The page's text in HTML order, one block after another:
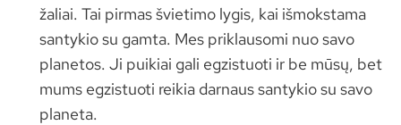
žaliai. Tai pirmas švietimo lygis, kai išmokstama
santykio su gamta. Mes priklausomi nuo savo
planetos. Ji puikiai gali egzistuoti ir be mūsų, bet
mums egzistuoti reikia darnaus santykio su savo
planeta.